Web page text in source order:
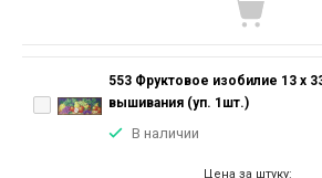
553 Фруктовое изобилие 13 х
вышивания (уп. 1шт.)
В наличии
Цена за штуку: